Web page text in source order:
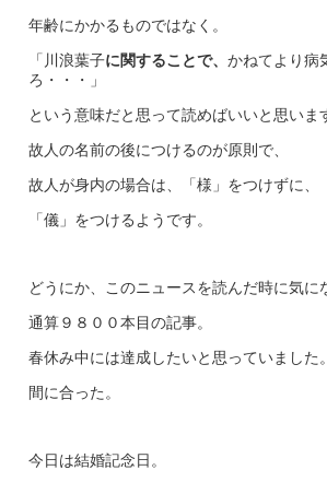
年齢にかかるものではなく。
「川浪葉子に関することで、 かねてより病
ろ・・・」
という意味だと思って読めばいいと思いま
故人の名前の後につけるのが原則で、
故人が身内の場合は、「様」をつけずに、
「儀」をつけるようです。
どうにか、このニュースを読んだ時に気に
通算９８００本目の記事。
春休み中には達成したいと思っていました。
間に合った。
今日は結婚記念日。